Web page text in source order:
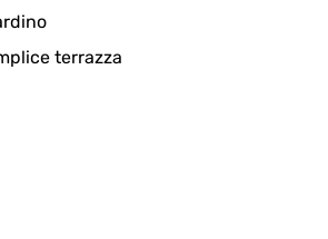
s'active à l'aide d'une petite molette
couvre sans souci un adulte.Le tout
terrazza